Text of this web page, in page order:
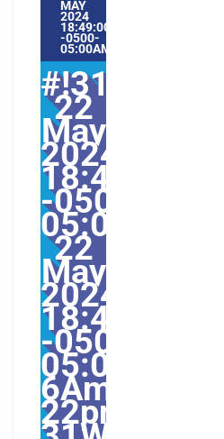
MAY
2024
18:49:00
-0500-
05:00AMERICA/
#!31Wed,
22
May
2024
18:49:00
-0500-
22
May
2024
18:49:00
-0500-
05:00-
6America/
22pm31pm-